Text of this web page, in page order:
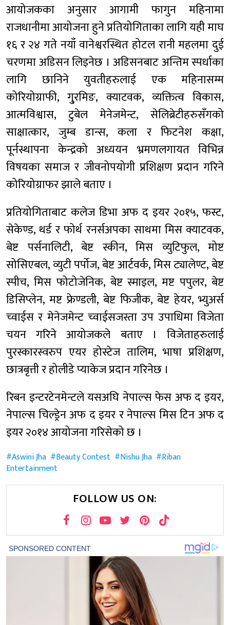
आयोजकका अनुसार आगामी फागुन महिनामा
राजधानीमा आयोजना हुने प्रतियोगिताका लागि यही माघ
१६ र २४ गते नयाँ वानेश्वरस्थित होटल रानी महलमा दुई
चरणमा अडिसन लिइनेछ । अडिसनबाट अन्तिम स्पर्धाका
लागि छानिने युवतीहरुलाई एक महिनासम्म
कोरियोग्राफी, गु्रमिङ, क्याटवक, व्यक्तित्व विकास,
आत्मविश्वास, टुबेल मेनेजमेन्ट, सेलिब्रेटीहरुसँगको
साक्षात्कार, जुम्ब डान्स, कला र फिटनेश कक्षा,
पूर्नस्थापना केन्द्रको अध्ययन भ्रमणलगायत विभिन्न
विषयका समाज र जीवनोपयोगी प्रशिक्षण प्रदान गरिने
कोरियोग्राफर झाले बताए ।
प्रतियोगिताबाट कलेज डिभा अफ द इयर २०१५, फस्ट,
सेकेण्ड, थर्ड र फोर्थ रनर्सअपका साथमा मिस क्याटवक,
बेष्ट पर्सनालिटी, बेष्ट स्कीन, मिस व्युटिफुल, मोष्ट
सोसिएबल, व्युटी पर्पोज, बेष्ट आर्टवर्क, मिस ट्यालेण्ट, बेष्ट
स्पीच, मिस फोटोजेनिक, बेष्ट स्माइल, मष्ट पपुलर, बेष्ट
डिसिप्लेन, मष्ट फ्रेण्डली, बेष्ट फिजीक, बेष्ट हेयर, भ्युअर्स
च्वाईस र मेनेजमेन्ट च्वाईसजस्ता उप उपाधिमा विजेता
चयन गरिने आयोजकले बताए । विजेताहरुलाई
पुरस्कारस्वरुप एयर होस्टेज तालिम, भाषा प्रशिक्षण,
छात्रबृत्ती र होलीडे प्याकेज प्रदान गरिनेछ ।
रिबन इन्टरटेनमेन्टले यसअघि नेपाल्स फेस अफ द इयर,
नेपाल्स चिल्ड्रेन अफ द इयर र नेपाल्स मिस टिन अफ द
इयर २०१४ आयोजना गरिसेको छ ।
Aswini Jha Beauty Contest Nishu Jha
Riban
Entertainment
FOLLOW US ON: